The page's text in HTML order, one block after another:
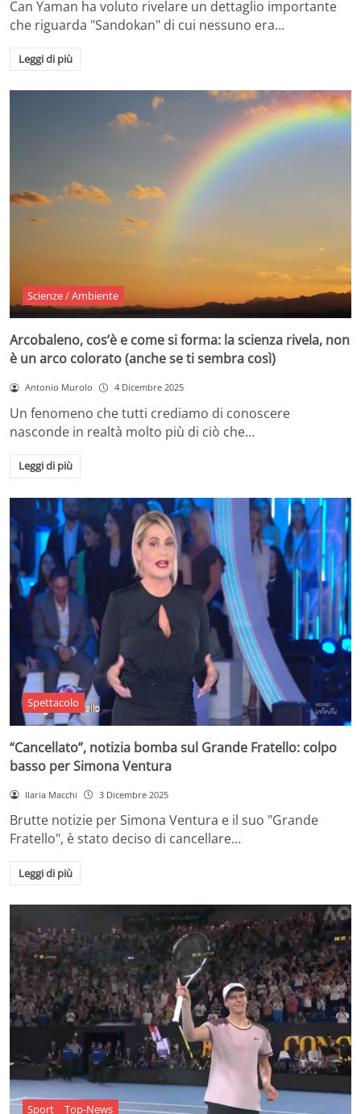
Can Yaman ha voluto rivelare un dettaglio importante
che riguarda "Sandokan" di cui nessuno era…
Leggi di più
Scienze / Ambiente
Arcobaleno, cos’è e come si forma: la scienza rivela, non
è un arco colorato (anche se ti sembra così)
Antonio Murolo 4 Dicembre 2025
Un fenomeno che tutti crediamo di conoscere
nasconde in realtà molto più di ciò che…
Leggi di più
Spettacolo
“Cancellato”, notizia bomba sul Grande Fratello: colpo
basso per Simona Ventura
Ilaria Macchi 3 Dicembre 2025
Brutte notizie per Simona Ventura e il suo "Grande
Fratello", è stato deciso di cancellare…
Leggi di più
Sport Top-News